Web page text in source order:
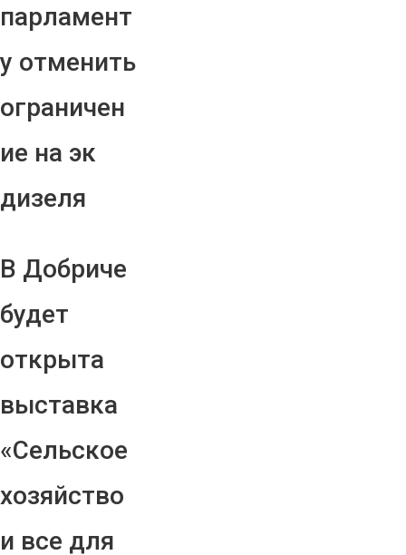
парламент
у отменить
ограничен
ие на эк
дизеля
В Добриче
будет
открыта
выставка
«Сельское
хозяйство
и все для